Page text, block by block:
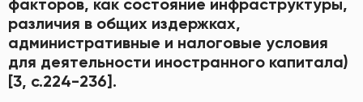
различия в общих издержках,
административные и налоговые условия
для деятельности иностранного капитала)
[3, с.224-236].